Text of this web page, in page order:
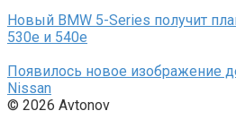
Новый BMW 5-Series получит
530e и 540e
Появилось новое изображение
Nissan
© 2026 Avtonov